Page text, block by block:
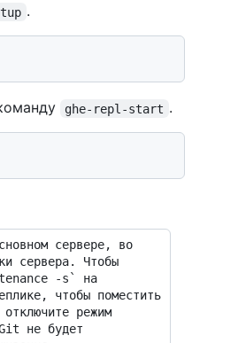
.
ghe-repl-start .
сервера. Чтобы
-s` на
чтобы поместить
режим
не будет